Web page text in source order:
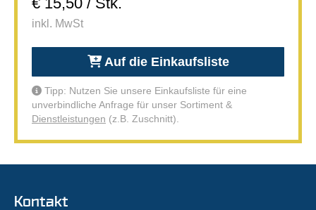
inkl. MwSt
Auf die Einkaufsliste
Tipp: Nutzen Sie unsere Einkaufsliste für eine
unverbindliche Anfrage für unser Sortiment &
Dienstleistungen (z.B. Zuschnitt).
Kontakt